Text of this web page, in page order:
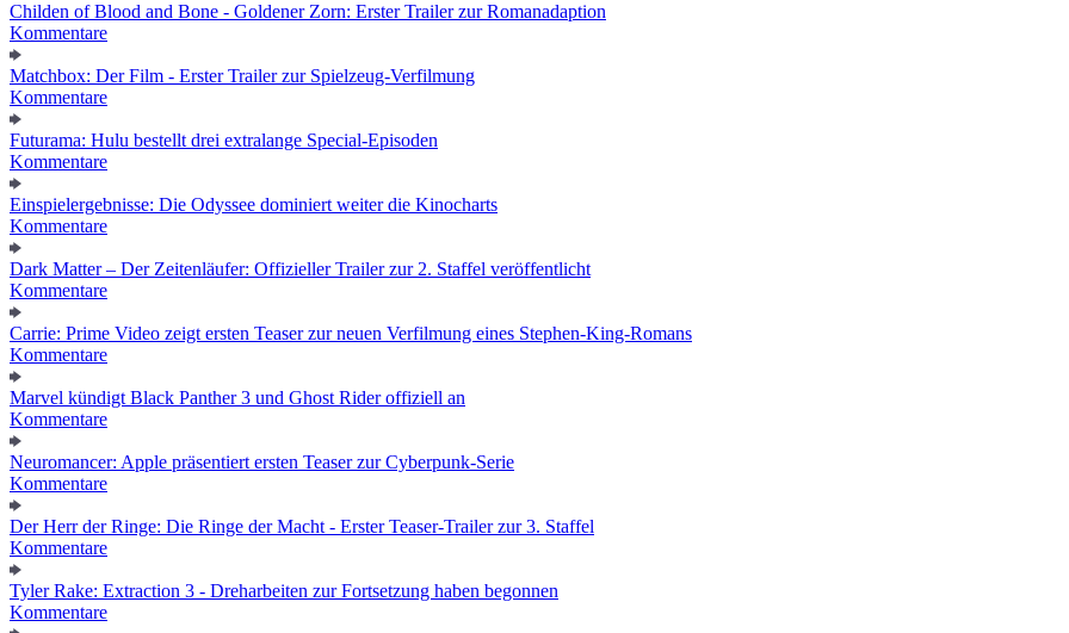
Childen of Blood and Bone - Goldener Zorn: Erster Trailer zur Romanadaption
Kommentare
Matchbox: Der Film - Erster Trailer zur Spielzeug-Verfilmung
Kommentare
Futurama: Hulu bestellt drei extralange Special-Episoden
Kommentare
Einspielergebnisse: Die Odyssee dominiert weiter die Kinocharts
Kommentare
Dark Matter – Der Zeitenläufer: Offizieller Trailer zur 2. Staffel veröffentlicht
Kommentare
Carrie: Prime Video zeigt ersten Teaser zur neuen Verfilmung eines Stephen-King-Romans
Kommentare
Marvel kündigt Black Panther 3 und Ghost Rider offiziell an
Kommentare
Neuromancer: Apple präsentiert ersten Teaser zur Cyberpunk-Serie
Kommentare
Der Herr der Ringe: Die Ringe der Macht - Erster Teaser-Trailer zur 3. Staffel
Kommentare
Tyler Rake: Extraction 3 - Dreharbeiten zur Fortsetzung haben begonnen
Kommentare